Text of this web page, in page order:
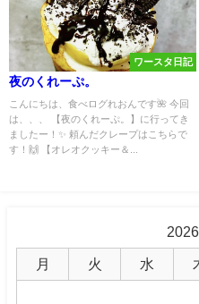
ワースタ日記
夜のくれーぷ。
こんにちは、食べログれおんです🌺 今回
は、、、 【夜のくれーぷ。】に行ってき
ましたー！✨ 頼んだクレープはこちらで
す！🙌 【オレオクッキー＆...
月 火 水